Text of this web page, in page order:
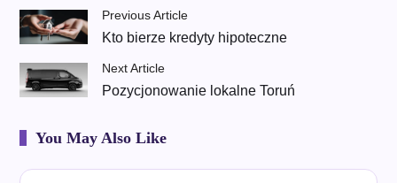
Previous Article
Kto bierze kredyty hipoteczne
Next Article
Pozycjonowanie lokalne Toruń
You May Also Like